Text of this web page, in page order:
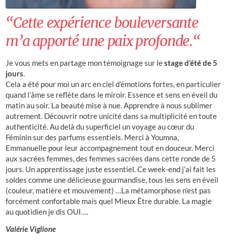
“Cette expérience bouleversante
m’a apporté une paix profonde.“
Je vous mets en partage mon témoignage sur lestage d’été de 5
jours.
Cela a été pour moi un arc en ciel d’émotions fortes, en particulier
quand l’âme se reflète dans le miroir. Essence et sens en éveil du
matin au soir. La beauté mise à nue. Apprendre à nous sublimer
autrement. Découvrir notre unicité dans sa multiplicité en toute
authenticité. Au delà du superficiel un voyage au cœur du
Féminin sur des parfums essentiels. Merci à Youmna,
Emmanuelle pour leur accompagnement tout en douceur. Merci
aux sacrées femmes, des femmes sacrées dans cette ronde de 5
jours. Un apprentissage juste essentiel. Ce week-end j’ai fait les
soldes comme une délicieuse gourmandise, tous les sens en éveil
(couleur, matière et mouvement) …La métamorphose n’est pas
forcément confortable mais quel Mieux Être durable. La magie
au quotidien je dis OUI….
Valérie Viglione